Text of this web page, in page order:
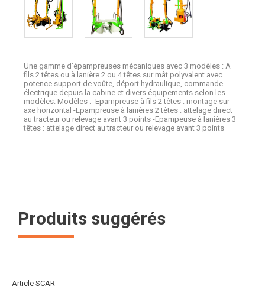
Une gamme d’épampreuses mécaniques avec 3 modèles : A
fils 2 têtes ou à lanière 2 ou 4 têtes sur mât polyvalent avec
potence support de voûte, déport hydraulique, commande
électrique depuis la cabine et divers équipements selon les
modèles. Modèles : -Epampreuse à fils 2 têtes : montage sur
axe horizontal -Epampreuse à lanières 2 têtes : attelage direct
au tracteur ou relevage avant 3 points -Epampeuse à lanières 3
têtes : attelage direct au tracteur ou relevage avant 3 points
Produits suggérés
Article SCAR